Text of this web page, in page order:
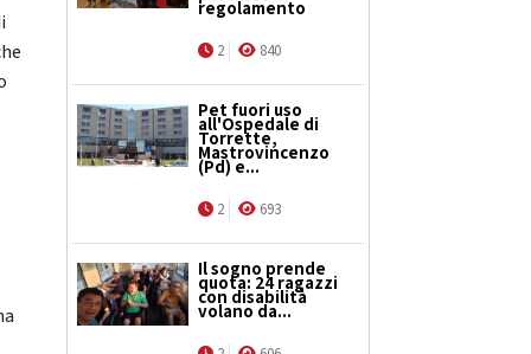
regolamento
2 840
Pet fuori uso
all'Ospedale di
Torrette,
Mastrovincenzo
(Pd) e...
2 693
Il sogno prende
quota: 24 ragazzi
con disabilità
volano da...